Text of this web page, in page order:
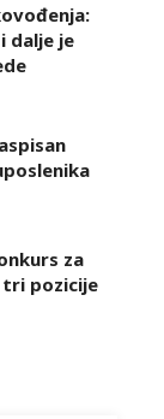
dalje je
za
tri pozicije